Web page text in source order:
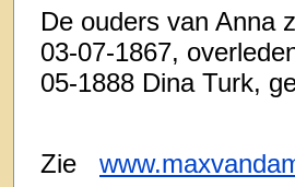
De ouders van Anna
03-07-1867,
05-1888 Dina Turk,
Zie